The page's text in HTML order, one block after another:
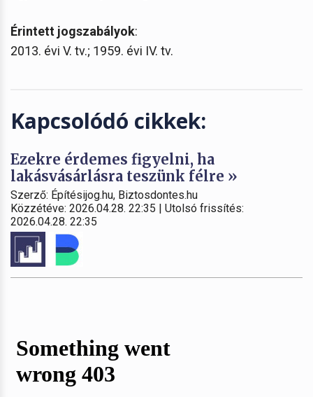
Érintett jogszabályok:
2013. évi V. tv.; 1959. évi IV. tv.
Kapcsolódó cikkek:
Ezekre érdemes figyelni, ha
lakásvásárlásra teszünk félre »
Szerző: Építésijog.hu, Biztosdontes.hu
Közzétéve: 2026.04.28. 22:35 | Utolsó frissítés:
2026.04.28. 22:35